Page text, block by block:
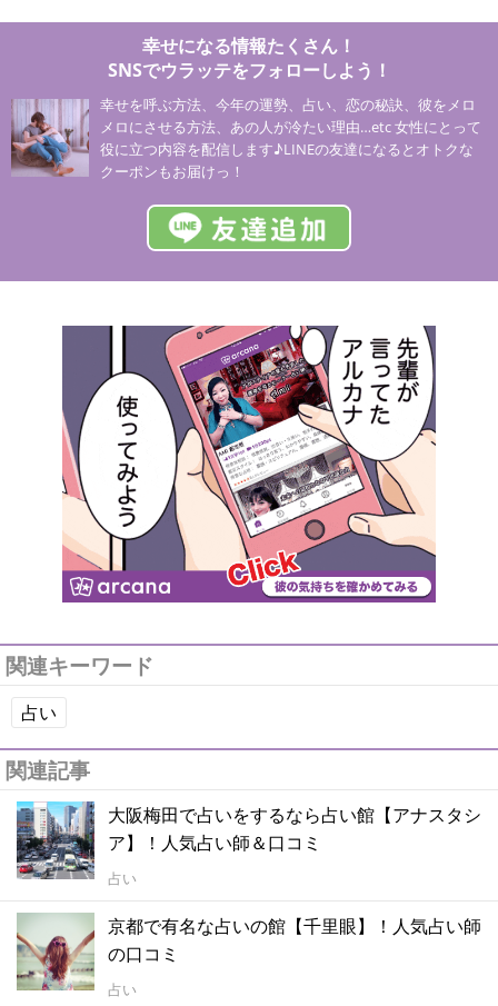
幸せになる情報たくさん！
SNSでウラッテをフォローしよう！
幸せを呼ぶ方法、今年の運勢、占い、恋の秘訣、彼をメロ
メロにさせる方法、あの人が冷たい理由…etc 女性にとって
役に立つ内容を配信します♪LINEの友達になるとオトクな
クーポンもお届けっ！
関連キーワード
占い
関連記事
大阪梅田で占いをするなら占い館【アナスタシ
ア】！人気占い師＆口コミ
占い
京都で有名な占いの館【千里眼】！人気占い師
の口コミ
占い